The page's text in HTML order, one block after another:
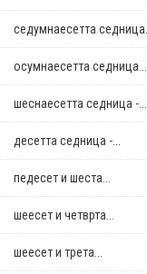
седумнаесетта седница...
осумнaесетта седница...
шеснаесетта седница -...
десетта седница -...
педесет и шеста...
шеесет и четврта...
шеесет и трета...